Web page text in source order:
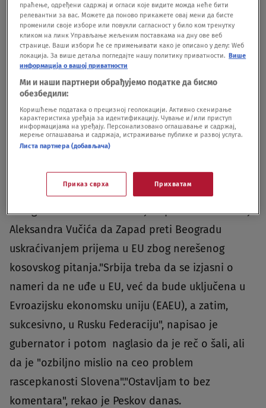
morati dauvede sankcije zbog situacije u Ukrajini.
Peskov ni reč o "šali" da se
Srbija priključi Rusiji
Novinari su pitali Peskova da prokomentariše šalu
gubernatora Kurganske oblasti Vadima Šumkova
da Srbija treba da odbije ulazak u EU i da se
pridruži Rusiji u budućnosti. Peskov nije želeo da
daje komentare na tu temu, prenosi TASS.Šef ovog
ruskog regiona u četvrtak se na svom Telegram
nalogu osvrnuo na vest o izjavi predsednika Srbije
Aleksandra Vučića da Zapad preti Beogradu
uskraćivanjem prijema u EU zbog nerešenog
kosovskog pitanja."Srbija treba da se izjasni o
nameri da ne uđe u EU, već da bude uključena u
Evroazijsku ekonomsku uniju (EAEU), a zatim,
sukcesivno, u Rusku Federaciju", napisao je
gubernator i potom naglasio da je reč o šali, ali
da je "ozbiljno mislio na ceo problem
rascepkanosti Slovena"."Ostavljam to bez
komentara", rekao je Peskov danas.
праћење, одређени садржај и огласи које видите можда неће бити
релевантни за вас. Можете да поново прикажете овај мени да бисте
променили своје изборе или повукли сагласност у било ком тренутку
кликом на линк Управљање жељеним поставкама на дну ове веб
странице. Ваши избори ће се примењивати како је описано у делу: Wеб
локација. За више детаља погледајте нашу политику приватности. Више
информација о вашој приватности
Ми и наши партнери обрађујемо податке да бисмо
обезбедили:
Коришћење података о прецизној геолокацији. Активно скенирање
карактеристика уређаја за идентификацију. Чување и/или приступ
информацијама на уређају. Персонализовано оглашавање и садржај,
мерење оглашавања и садржаја, истраживање публике и развој услуга.
Листа партнера (добављача)
Приказ сврха Прихватам